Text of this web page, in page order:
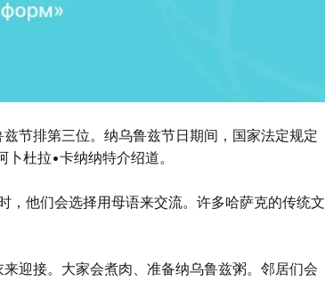
节排第三位。纳乌鲁兹节日期间，国家法定规定
杜拉•卡纳纳特介绍道。
，他们会选择用母语来交流。许多哈萨克的传统文
迎接。大家会煮肉、准备纳乌鲁兹粥。邻居们会